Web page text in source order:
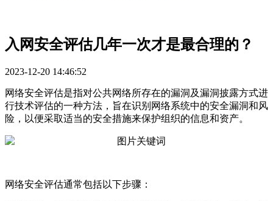
入网安全评估几年一次才是最合理的？
2023-12-20 14:46:52
网络安全评估是指对公共网络所存在的漏洞及漏洞披露方式进
行技术评估的一种方法，旨在识别网络系统中的安全漏洞和风
险，以便采取适当的安全措施来保护组织的信息和资产。
网络安全评估通常包括以下步骤：